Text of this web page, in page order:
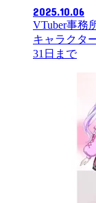
2025.10.06
VTuber事務
キャラクタ
31日まで